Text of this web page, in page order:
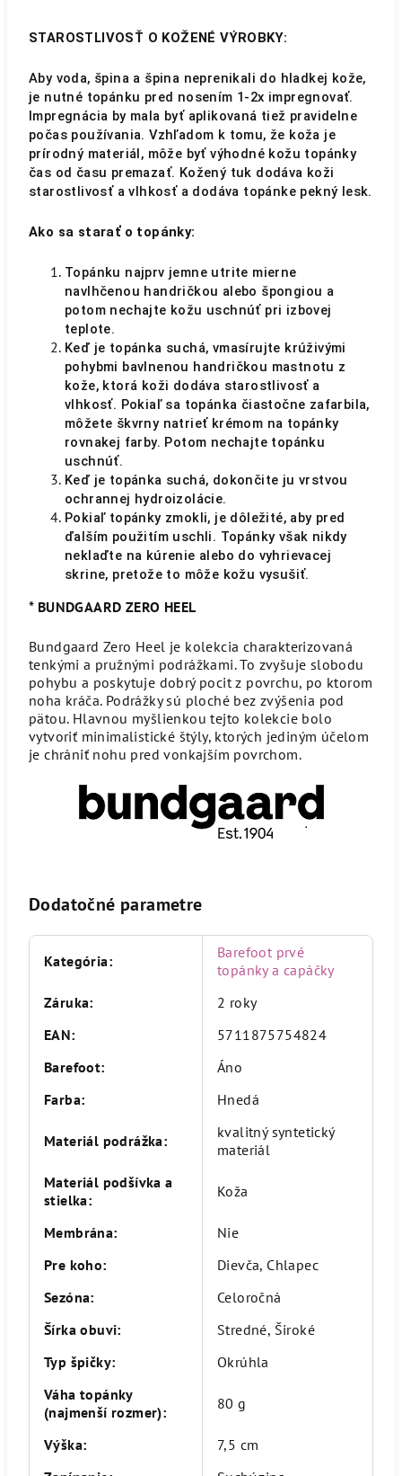
STAROSTLIVOSŤ O KOŽENÉ VÝROBKY:
Aby voda, špina a špina neprenikali do hladkej kože,
je nutné topánku pred nosením 1-2x impregnovať.
Impregnácia by mala byť aplikovaná tiež pravidelne
počas používania. Vzhľadom k tomu, že koža je
prírodný materiál, môže byť výhodné kožu topánky
čas od času premazať. Kožený tuk dodáva koži
starostlivosť a vlhkosť a dodáva topánke pekný lesk.
Ako sa starať o topánky:
Topánku najprv jemne utrite mierne
navlhčenou handričkou alebo špongiou a
potom nechajte kožu uschnúť pri izbovej
teplote.
Keď je topánka suchá, vmasírujte krúživými
pohybmi bavlnenou handričkou mastnotu z
kože, ktorá koži dodáva starostlivosť a
vlhkosť. Pokiaľ sa topánka čiastočne zafarbila,
môžete škvrny natrieť krémom na topánky
rovnakej farby. Potom nechajte topánku
uschnúť.
Keď je topánka suchá, dokončite ju vrstvou
ochrannej hydroizolácie.
Pokiaľ topánky zmokli, je dôležité, aby pred
ďalším použitím uschli. Topánky však nikdy
neklaďte na kúrenie alebo do vyhrievacej
skrine, pretože to môže kožu vysušiť.
* BUNDGAARD ZERO HEEL
Bundgaard Zero Heel je kolekcia charakterizovaná
tenkými a pružnými podrážkami. To zvyšuje slobodu
pohybu a poskytuje dobrý pocit z povrchu, po ktorom
noha kráča. Podrážky sú ploché bez zvýšenia pod
pätou. Hlavnou myšlienkou tejto kolekcie bolo
vytvoriť minimalistické štýly, ktorých jediným účelom
je chrániť nohu pred vonkajším povrchom.
Dodatočné parametre
Kategória:
Barefoot prvé
topánky a capáčky
Záruka:
2 roky
EAN:
5711875754824
Barefoot:
Áno
Farba: Hnedá
Materiál podrážka:
kvalitný syntetický
materiál
Materiál podšívka a
stielka: Koža
Membrána:
Nie
Pre koho:
Dievča, Chlapec
Sezóna:
Celoročná
Šírka obuvi:
Stredné, Široké
Typ špičky:
Okrúhla
Váha topánky
(najmenší rozmer): 80 g
Výška:
7,5 cm